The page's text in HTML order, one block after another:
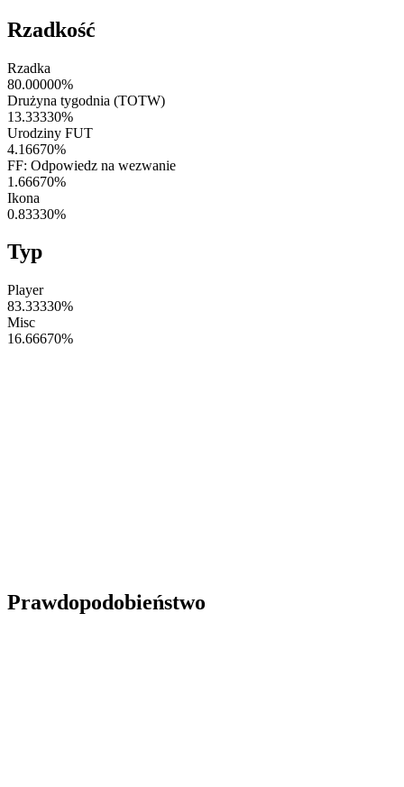
Rzadkość
Rzadka
80.00000%
Drużyna tygodnia (TOTW)
13.33330%
Urodziny FUT
4.16670%
FF: Odpowiedz na wezwanie
1.66670%
Ikona
0.83330%
Typ
Player
83.33330%
Misc
16.66670%
Prawdopodobieństwo